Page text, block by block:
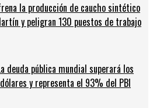
la producción de caucho sintético
y peligran 130 puestos de trabajo
deuda pública mundial superará los
y representa el 93% del PBI